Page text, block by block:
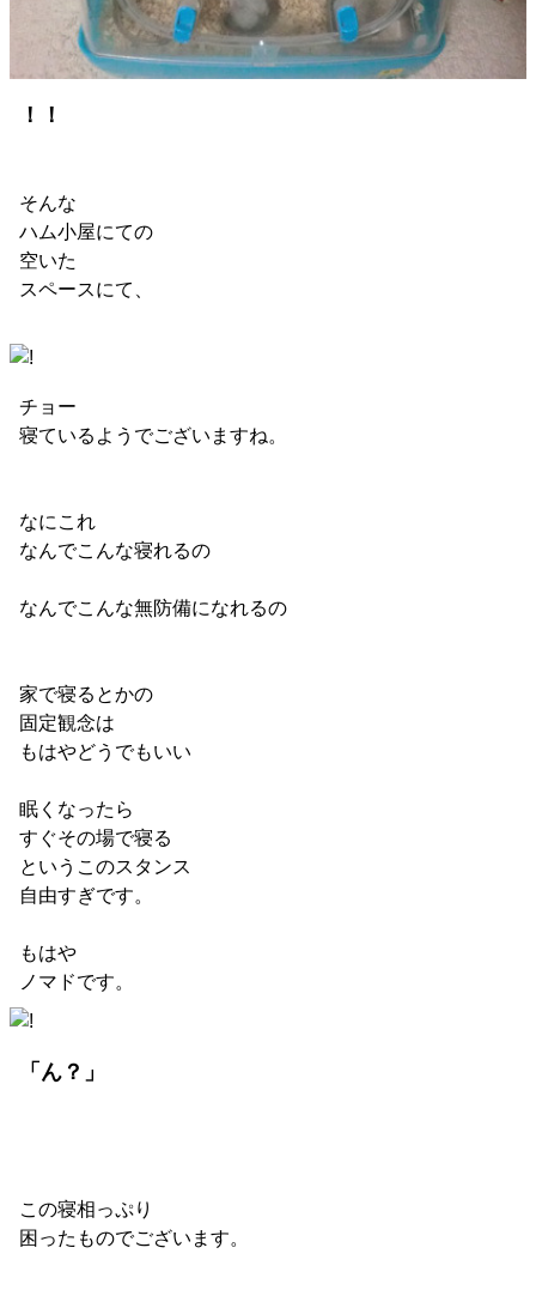
！！
そんな
ハム小屋にての
空いた
スペースにて、
チョー
寝ているようでございますね。
なにこれ
なんでこんな寝れるの
なんでこんな無防備になれるの
家で寝るとかの
固定観念は
もはやどうでもいい
眠くなったら
すぐその場で寝る
というこのスタンス
自由すぎです。
もはや
ノマドです。
「ん？」
この寝相っぷり
困ったものでございます。